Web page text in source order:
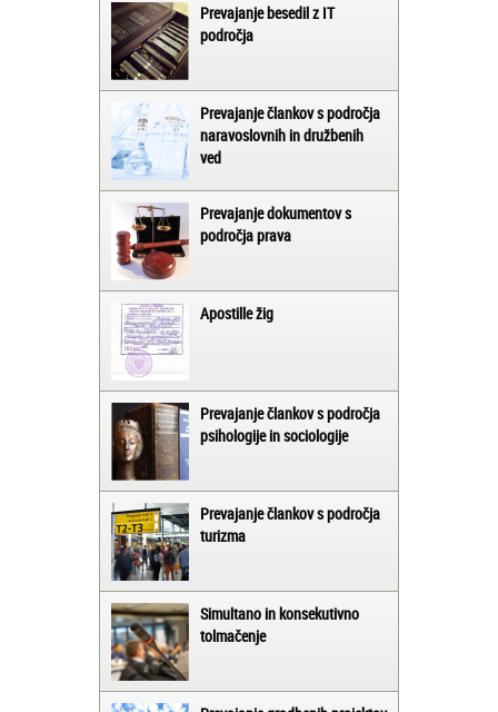
Prevajanje besedil z IT
področja
Prevajanje člankov s področja
naravoslovnih in družbenih
ved
Prevajanje dokumentov s
področja prava
Apostille žig
Prevajanje člankov s področja
psihologije in sociologije
Prevajanje člankov s področja
turizma
Simultano in konsekutivno
tolmačenje